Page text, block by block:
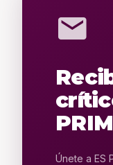
mail
Únete a ES